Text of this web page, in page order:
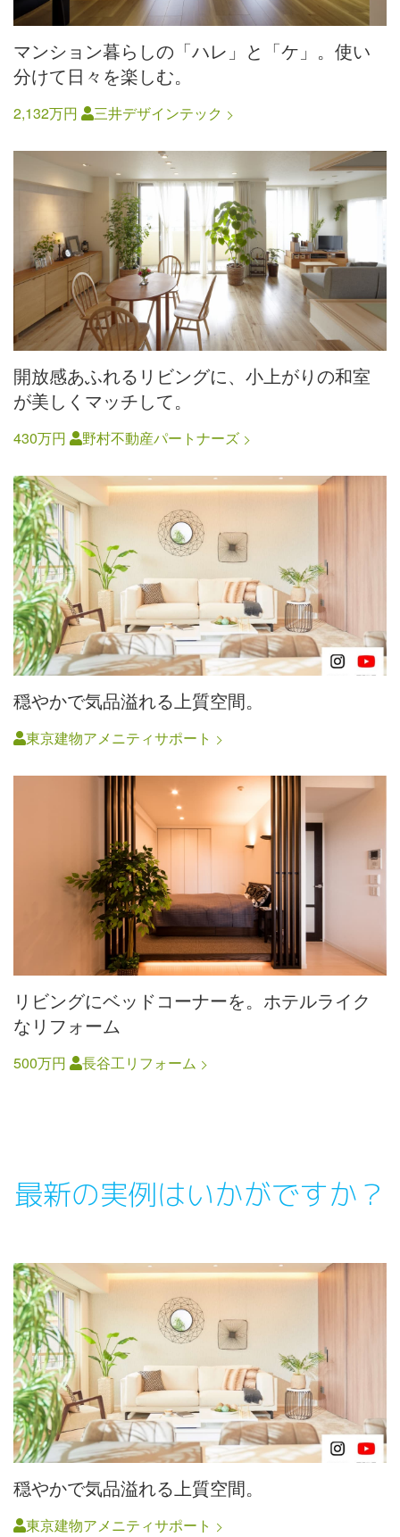
マンション暮らしの「ハレ」と「ケ」。使い
分けて日々を楽しむ。
2,132万円 三井デザインテック
開放感あふれるリビングに、小上がりの和室
が美しくマッチして。
430万円 野村不動産パートナーズ
穏やかで気品溢れる上質空間。
東京建物アメニティサポート
リビングにベッドコーナーを。ホテルライク
なリフォーム
500万円 長谷工リフォーム
最新の実例はいかがですか？
穏やかで気品溢れる上質空間。
東京建物アメニティサポート